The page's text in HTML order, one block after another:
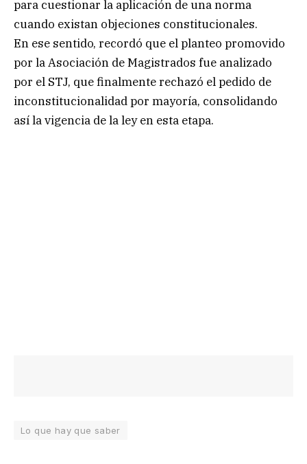
para cuestionar la aplicación de una norma
cuando existan objeciones constitucionales.
En ese sentido, recordó que el planteo promovido
por la Asociación de Magistrados fue analizado
por el STJ, que finalmente rechazó el pedido de
inconstitucionalidad por mayoría, consolidando
así la vigencia de la ley en esta etapa.
Lo que hay que saber